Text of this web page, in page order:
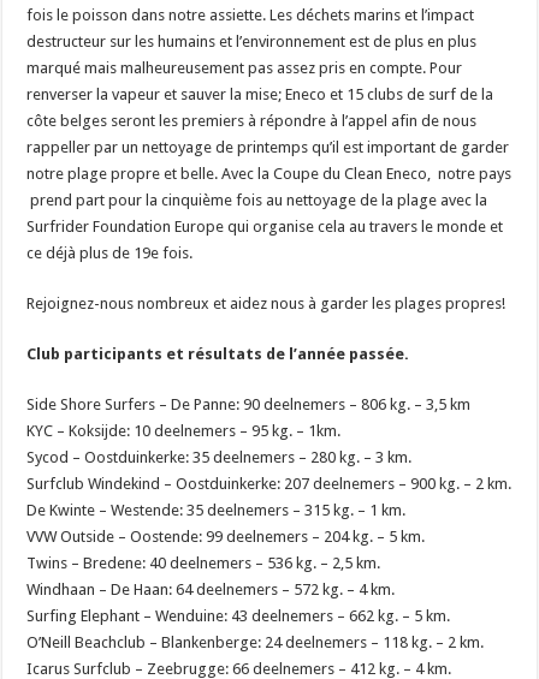
fois le poisson dans notre assiette. Les déchets marins et l’impact
destructeur sur les humains et l’environnement est de plus en plus
marqué mais malheureusement pas assez pris en compte. Pour
renverser la vapeur et sauver la mise; Eneco et 15 clubs de surf de la
côte belges seront les premiers à répondre à l’appel afin de nous
rappeller par un nettoyage de printemps qu’il est important de garder
notre plage propre et belle. Avec la Coupe du Clean Eneco, notre pays
prend part pour la cinquième fois au nettoyage de la plage avec la
Surfrider Foundation Europe qui organise cela au travers le monde et
ce déjà plus de 19e fois.
Rejoignez-nous nombreux et aidez nous à garder les plages propres!
Club participants et résultats de l’année passée.
Side Shore Surfers – De Panne: 90 deelnemers – 806 kg. – 3,5 km
KYC – Koksijde: 10 deelnemers – 95 kg. – 1km.
Sycod – Oostduinkerke: 35 deelnemers – 280 kg. – 3 km.
Surfclub Windekind – Oostduinkerke: 207 deelnemers – 900 kg. – 2 km.
De Kwinte – Westende: 35 deelnemers – 315 kg. – 1 km.
VVW Outside – Oostende: 99 deelnemers – 204 kg. – 5 km.
Twins – Bredene: 40 deelnemers – 536 kg. – 2,5 km.
Windhaan – De Haan: 64 deelnemers – 572 kg. – 4 km.
Surfing Elephant – Wenduine: 43 deelnemers – 662 kg. – 5 km.
O’Neill Beachclub – Blankenberge: 24 deelnemers – 118 kg. – 2 km.
Icarus Surfclub – Zeebrugge: 66 deelnemers – 412 kg. – 4 km.